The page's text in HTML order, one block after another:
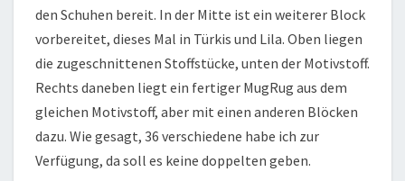
den Schuhen bereit. In der Mitte ist ein weiterer Block
vorbereitet, dieses Mal in Türkis und Lila. Oben liegen
die zugeschnittenen Stoffstücke, unten der Motivstoff.
Rechts daneben liegt ein fertiger MugRug aus dem
gleichen Motivstoff, aber mit einen anderen Blöcken
dazu. Wie gesagt, 36 verschiedene habe ich zur
Verfügung, da soll es keine doppelten geben.